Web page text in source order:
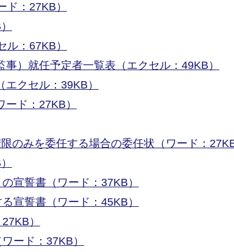
：27KB）
：67KB）
）就任予定者一覧表（エクセル：49KB）
クセル：39KB）
ド：27KB）
のみを委任する場合の委任状（ワード：
宣誓書（ワード：37KB）
宣誓書（ワード：45KB）
）
ード：37KB）